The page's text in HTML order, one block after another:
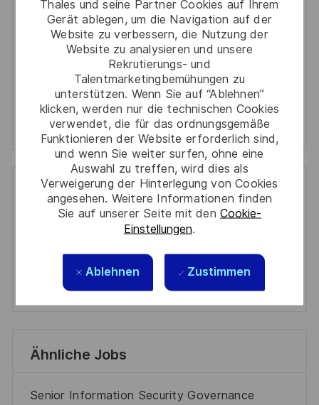
Thales und seine Partner Cookies auf Ihrem
Gerät ablegen, um die Navigation auf der
Website zu verbessern, die Nutzung der
Website zu analysieren und unsere
Rekrutierungs- und
Talentmarketingbemühungen zu
unterstützen. Wenn Sie auf “Ablehnen”
klicken, werden nur die technischen Cookies
verwendet, die für das ordnungsgemäße
Funktionieren der Website erforderlich sind,
und wenn Sie weiter surfen, ohne eine
Auswahl zu treffen, wird dies als
Verweigerung der Hinterlegung von Cookies
angesehen. Weitere Informationen finden
Sie auf unserer Seite mit den Cookie-
Einstellungen.
Ablehnen Zustimmen
(Required)
Required
Prüfen Sie die Bedingungen für die Verarbeitung
persönlicher Daten und stimmen Sie ihnen zu
Aktivieren
Manage alerts
Manage alerts
Get tailored job recommendations
based on your interests.
Get Started
Ähnliche Jobs
Senior Information Security Governance